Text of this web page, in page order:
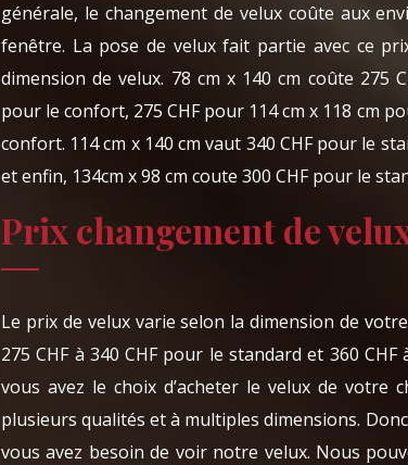
générale, le changement de velux coûte aux
fenêtre. La pose de velux fait partie avec ce
dimension de velux. 78 cm x 140 cm coûte 275
pour le confort, 275 CHF pour 114 cm x 118 cm
confort. 114 cm x 140 cm vaut 340 CHF pour le
et enfin, 134cm x 98 cm coute 300 CHF pour le
Prix changement de
Le prix de velux varie selon la dimension de
275 CHF à 340 CHF pour le standard et 360
vous avez le choix d’acheter le velux de votre
plusieurs qualités et à multiples dimensions.
vous avez besoin de voir notre velux. Nous